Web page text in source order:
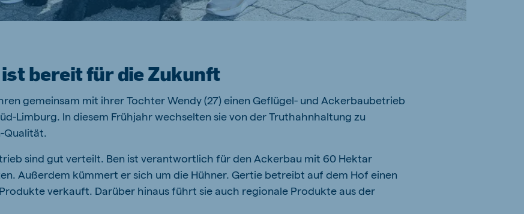
bereit für die Zukunft
gemeinsam mit ihrer Tochter Wendy (27) einen Geflügel- und Ackerbaubetrieb
Limburg. In diesem Frühjahr wechselten sie von der Truthahnhaltung zu
Qualität.
sind gut verteilt. Ben ist verantwortlich für den Ackerbau mit 60 Hektar
Außerdem kümmert er sich um die Hühner. Gertie betreibt auf dem Hof einen
verkauft. Darüber hinaus führt sie auch regionale Produkte aus der